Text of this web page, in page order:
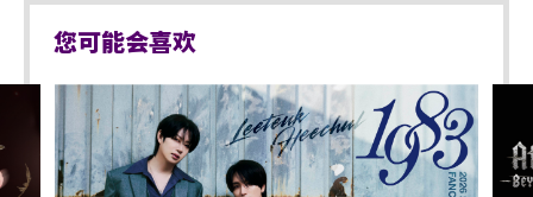
商品或其他物品。
不准站于座椅上。
不准于楼梯及公众走廊停留。
严禁携带及发放烟花、烟火、或使用激光仪器。
您可能会喜欢